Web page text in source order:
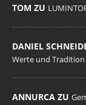
TOM ZU
DANIEL
Werte und Tradition
ANNURCA ZU